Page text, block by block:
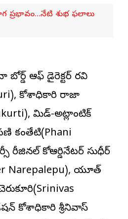
ప్రభావం…నేటి శుభ ఫలాలు
ఆఫ్ డైరెక్టర్ రవి
కోశాధికారి రాజా
మిడ్-అట్లాంటిక్
కంతేటి(Phani
రీజినల్ కోఆర్డినేటర్ సుధీర్
Narepalepu), యూత్
కోశాధికారి శ్రీనివాస్